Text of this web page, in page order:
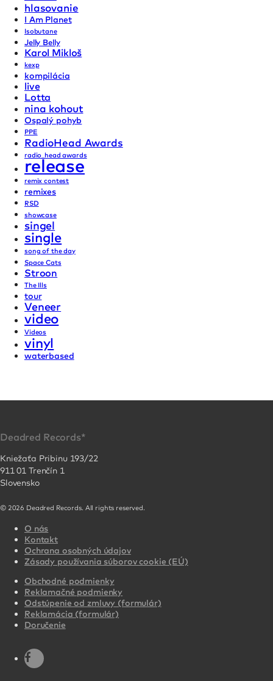
hlasovanie
I Am Planet
Isobutane
Jelly Belly
Karol Mikloš
kexp
kompilácia
live
Lotta
nina kohout
Ospalý pohyb
PPE
RadioHead Awards
radio_head awards
release
remix contest
remixes
RSD
showcase
singel
single
song of the day
Space Cats
Stroon
The Ills
tour
Veneer
video
Videos
vinyl
waterbased
Deadred Records*
Kniežaťa Pribinu 193/22
911 01 Trenčín 1
Slovensko
© 2026 Deadred Records. All rights reserved.
O nás
Kontakt
Ochrana osobných údajov
Zásady používania súborov cookie (EÚ)
Obchodné podmienky
Reklamačné podmienky
Odstúpenie od zmluvy (formulár)
Reklamácia (formulár)
Doručenie